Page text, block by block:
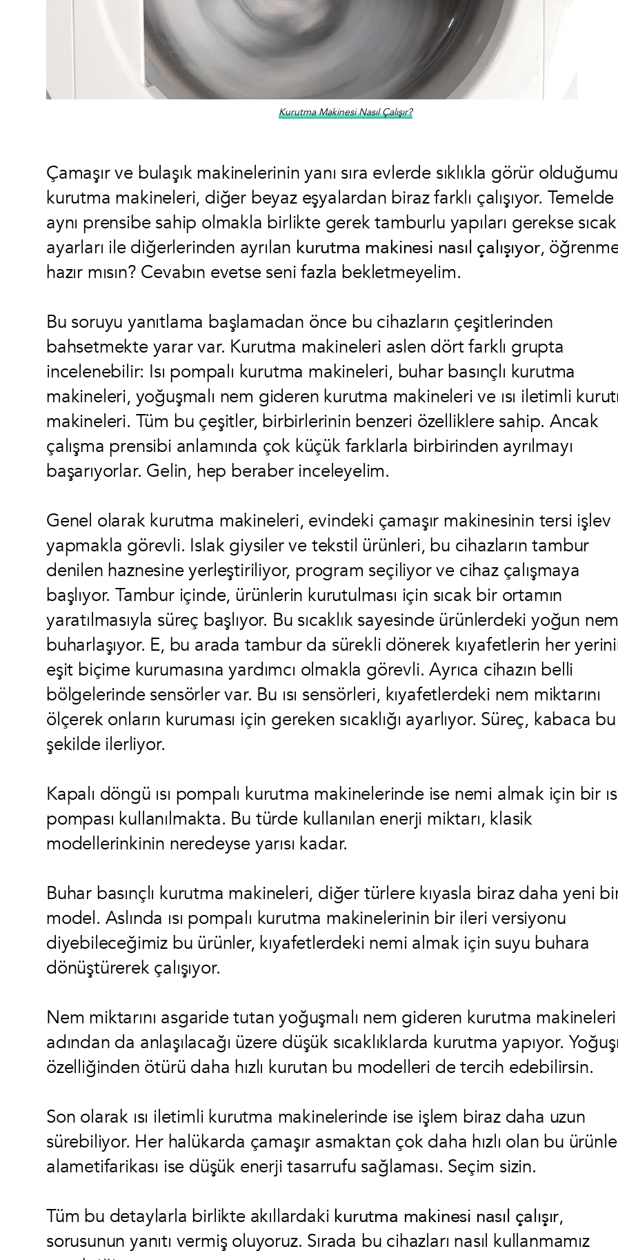
Kurutma Makinesi Nasıl Çalışır?
Çamaşır ve bulaşık makinelerinin yanı sıra evlerde sıklıkla görür
kurutma makineleri, diğer beyaz eşyalardan biraz farklı çalışıyor. Temelde
aynı prensibe sahip olmakla birlikte gerek tamburlu yapıları gerekse
ayarları ile diğerlerinden ayrılan kurutma makinesi nasıl çalışıyor,
hazır mısın? Cevabın evetse seni fazla bekletmeyelim.
Bu soruyu yanıtlama başlamadan önce bu cihazların çeşitlerinden
bahsetmekte yarar var. Kurutma makineleri aslen dört farklı grupta
incelenebilir: Isı pompalı kurutma makineleri, buhar basınçlı kurutma
makineleri, yoğuşmalı nem gideren kurutma makineleri ve ısı iletimli
makineleri. Tüm bu çeşitler, birbirlerinin benzeri özelliklere sahip. Ancak
çalışma prensibi anlamında çok küçük farklarla birbirinden ayrılmayı
başarıyorlar. Gelin, hep beraber inceleyelim.
Genel olarak kurutma makineleri, evindeki çamaşır makinesinin tersi işlev
yapmakla görevli. Islak giysiler ve tekstil ürünleri, bu cihazların tambur
denilen haznesine yerleştiriliyor, program seçiliyor ve cihaz çalışmaya
başlıyor. Tambur içinde, ürünlerin kurutulması için sıcak bir ortamın
yaratılmasıyla süreç başlıyor. Bu sıcaklık sayesinde ürünlerdeki yoğun
buharlaşıyor. E, bu arada tambur da sürekli dönerek kıyafetlerin her
eşit biçime kurumasına yardımcı olmakla görevli. Ayrıca cihazın belli
bölgelerinde sensörler var. Bu ısı sensörleri, kıyafetlerdeki nem miktarını
ölçerek onların kuruması için gereken sıcaklığı ayarlıyor. Süreç, kabaca bu
şekilde ilerliyor.
Kapalı döngü ısı pompalı kurutma makinelerinde ise nemi almak için bir
pompası kullanılmakta. Bu türde kullanılan enerji miktarı, klasik
modellerinkinin neredeyse yarısı kadar.
Buhar basınçlı kurutma makineleri, diğer türlere kıyasla biraz daha yeni
model. Aslında ısı pompalı kurutma makinelerinin bir ileri versiyonu
diyebileceğimiz bu ürünler, kıyafetlerdeki nemi almak için suyu buhara
dönüştürerek çalışıyor.
Nem miktarını asgaride tutan yoğuşmalı nem gideren kurutma
adından da anlaşılacağı üzere düşük sıcaklıklarda kurutma yapıyor.
özelliğinden ötürü daha hızlı kurutan bu modelleri de tercih edebilirsin.
Son olarak ısı iletimli kurutma makinelerinde ise işlem biraz daha uzun
sürebiliyor. Her halükarda çamaşır asmaktan çok daha hızlı olan bu
alametifarikası ise düşük enerji tasarrufu sağlaması. Seçim sizin.
Tüm bu detaylarla birlikte akıllardaki kurutma makinesi nasıl çalışır,
sorusunun yanıtı vermiş oluyoruz. Sırada bu cihazları nasıl kullanmamız